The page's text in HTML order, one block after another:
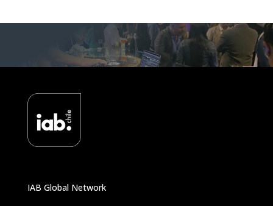
IAB Global Network